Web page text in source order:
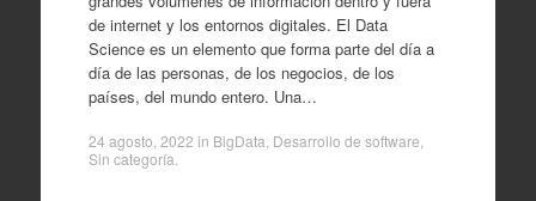
de internet y los entornos digitales. El Data
Science es un elemento que forma parte del día a
día de las personas, de los negocios, de los
países, del mundo entero. Una…
24 agosto, 2022 in BigData Desarrollo de software
Sin categoría